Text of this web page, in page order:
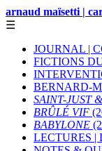
arnaud maïsetti |
☰
JOURNAL |
FICTIONS
BERNARD-
SAINT-JUST
BRÛLÉ VIF
BABYLONE
LECTURES |